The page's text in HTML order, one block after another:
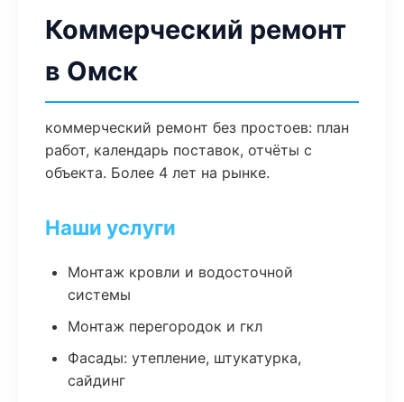
Коммерческий ремонт
в Омск
коммерческий ремонт без простоев: план
работ, календарь поставок, отчёты с
объекта. Более 4 лет на рынке.
Наши услуги
Монтаж кровли и водосточной
системы
Монтаж перегородок и гкл
Фасады: утепление, штукатурка,
сайдинг